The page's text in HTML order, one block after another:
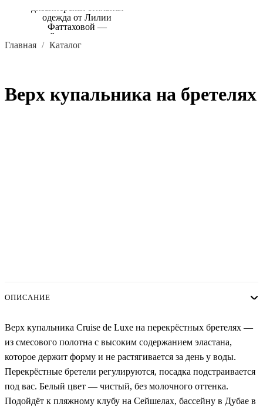
Главная Каталог
Верх купальника на бретелях
ОПИСАНИЕ
Верх купальника Cruise de Luxe на перекрёстных бретелях —
из смесового полотна с высоким содержанием эластана,
которое держит форму и не растягивается за день у воды.
Перекрёстные бретели регулируются, посадка подстраивается
под вас. Белый цвет — чистый, без молочного оттенка.
Подойдёт к пляжному клубу на Сейшелах, бассейну в Дубае в